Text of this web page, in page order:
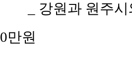
_ 강원과 원주
0만원